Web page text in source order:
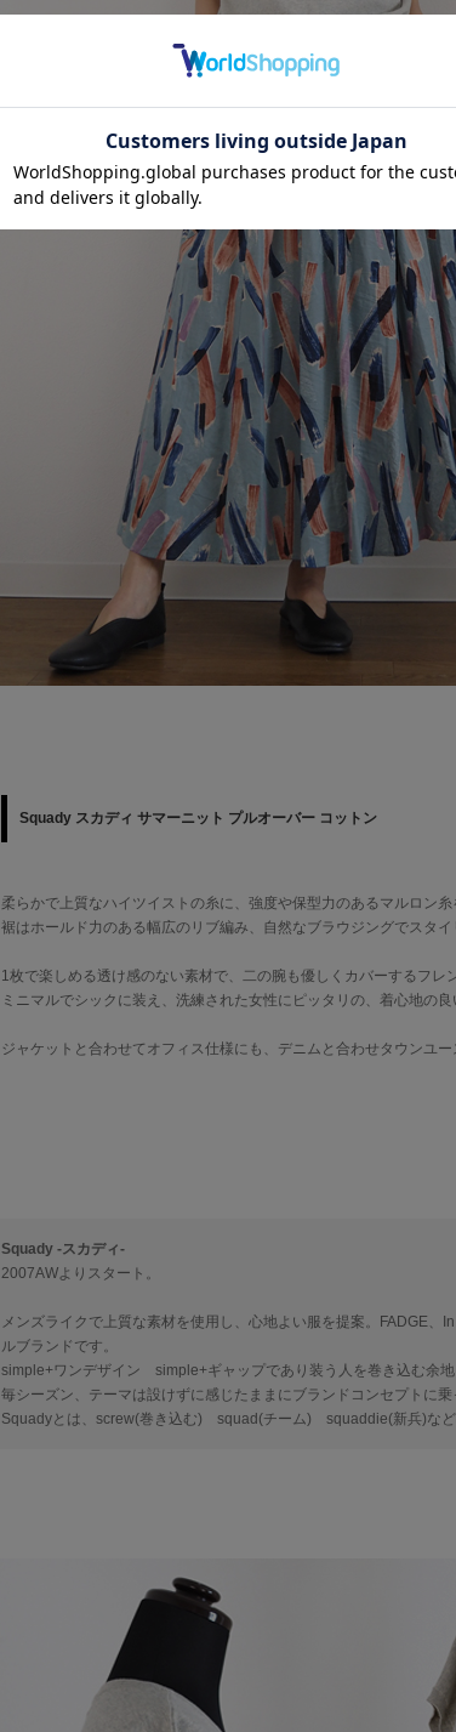
Squady スカディ サマーニット プルオーバー コットン
柔らかで上質なハイツイストの糸に、強度や保型力のあるマルロン
裾はホールド力のある幅広のリブ編み、自然なブラウジングでスタイ
1枚で楽しめる透け感のない素材で、二の腕も優しくカバーするフレ
ミニマルでシックに装え、洗練された女性にピッタリの、着心地の
ジャケットと合わせてオフィス仕様にも、デニムと合わせタウンユ
Squady -スカディ-
2007AWよりスタート。
メンズライクで上質な素材を使用し、心地よい服を提案。FADGE、
ルブランドです。
simple+ワンデザイン simple+ギャップであり装う人を巻き込む余地
毎シーズン、テーマは設けずに感じたままにブランドコンセプトに乗
Squadyとは、screw(巻き込む) squad(チーム) squaddie(新兵)など